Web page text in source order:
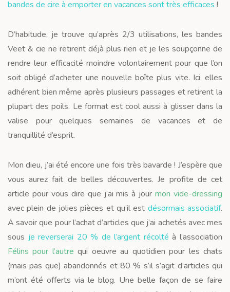
bandes de cire à emporter en vacances sont très efficaces !
D’habitude, je trouve qu’après 2/3 utilisations, les bandes
Veet & cie ne retirent déjà plus rien et je les soupçonne de
rendre leur efficacité moindre volontairement pour que l’on
soit obligé d’acheter une nouvelle boîte plus vite. Ici, elles
adhérent bien même après plusieurs passages et retirent la
plupart des poils. Le format est cool aussi à glisser dans la
valise pour quelques semaines de vacances et de
tranquillité d’esprit.
Mon dieu, j’ai été encore une fois très bavarde ! J’espère que
vous aurez fait de belles découvertes. Je profite de cet
article pour vous dire que j’ai mis à jourmon vide-dressing
avec plein de jolies pièces et qu’il est désormais associatif.
A savoir que pour l’achat d’articles que j’ai achetés avec mes
sous je reverserai 20 % de l’argent récolté à l’association
Félins pour l’autre qui oeuvre au quotidien pour les chats
(mais pas que) abandonnés et 80 % s’il s’agit d’articles qui
m’ont été offerts via le blog. Une belle façon de se faire